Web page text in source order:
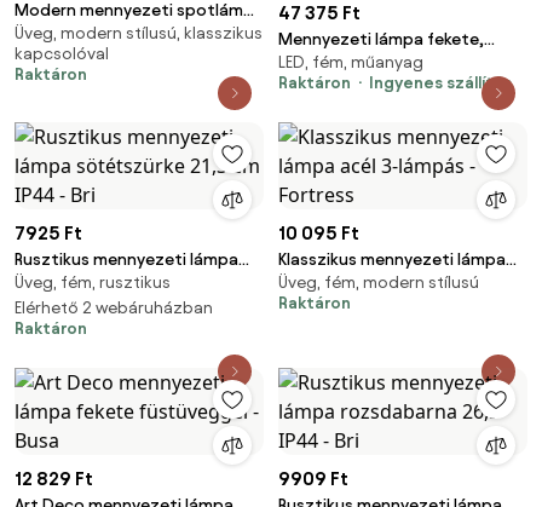
Modern mennyezeti spotlámpa
aranyozott, kerek
borostyánsárga üveggel -
Teddy
Üveg, modern stílusú, klasszikus
kapcsolóval
Raktáron
47 375 Ft
Mennyezeti lámpa fekete,
beépített LED-del, 3 fokozatú
fényerő-szabályzóval, 5
LED, fém, műanyag
Raktáron
Ingyenes szállítás
7925 Ft
Rusztikus mennyezeti lámpa
sötétszürke 21,3 cm IP44 - Bri
Üveg, fém, rusztikus
Elérhető 2 webáruházban
Raktáron
10 095 Ft
Klasszikus mennyezeti lámpa
acél 3-lámpás - Fortress
Üveg, fém, modern stílusú
Raktáron
12 829 Ft 9909 Ft